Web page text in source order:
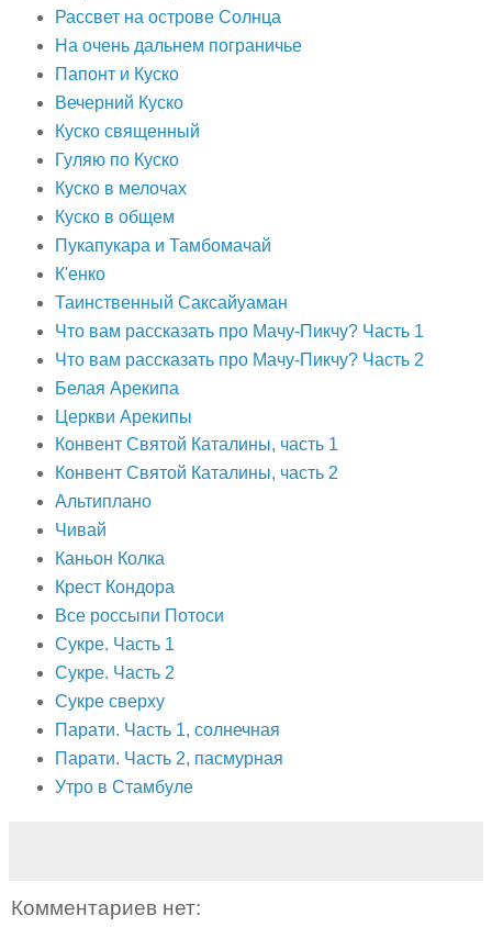
Рассвет на острове Солнца
На очень дальнем пограничье
Папонт и Куско
Вечерний Куско
Куско священный
Гуляю по Куско
Куско в мелочах
Куско в общем
Пукапукара и Тамбомачай
К'енко
Таинственный Саксайуаман
Что вам рассказать про Мачу-Пикчу? Часть 1
Что вам рассказать про Мачу-Пикчу? Часть 2
Белая Арекипа
Церкви Арекипы
Конвент Святой Каталины, часть 1
Конвент Святой Каталины, часть 2
Альтиплано
Чивай
Каньон Колка
Крест Кондора
Все россыпи Потоси
Сукре. Часть 1
Сукре. Часть 2
Сукре сверху
Парати. Часть 1, солнечная
Парати. Часть 2, пасмурная
Утро в Стамбуле
Комментариев нет: